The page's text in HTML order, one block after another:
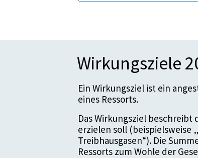
Wirkungsziele
Ein Wirkungsziel ist ein
eines Ressorts.
Das Wirkungsziel beschreibt
erzielen soll (beispielsweise
Treibhausgasen“). Die
Ressorts zum Wohle der